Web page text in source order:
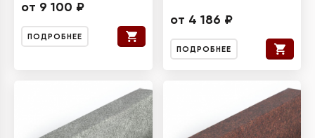
от 9 100 ₽
ПОДРОБНЕЕ
от 4 186 ₽
ПОДРОБНЕЕ